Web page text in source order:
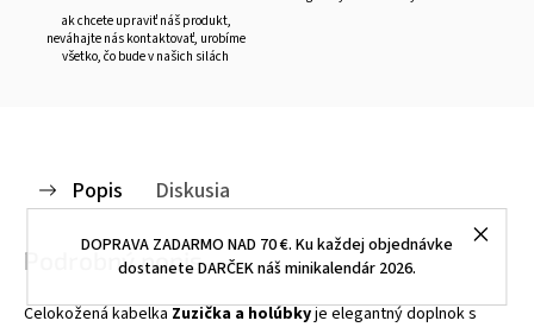
DOPRAVA ZADARMO NAD 70 €. Ku každej objednávke
dostanete DARČEK náš minikalendár 2026.
ak chcete upraviť náš produkt,
neváhajte nás kontaktovať, urobíme
všetko, čo bude v našich silách
Popis Diskusia
Podrobný popis
Celokožená kabelkaZuzička a holúbkyje elegantný doplnok s